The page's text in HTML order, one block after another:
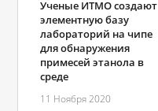
Ученые ИТМО создают
элементную базу
лабораторий на чипе
для обнаружения
примесей этанола в
среде
11 Ноября 2020